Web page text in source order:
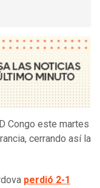
Congo este martes
cerrando así la
perdió 2-1